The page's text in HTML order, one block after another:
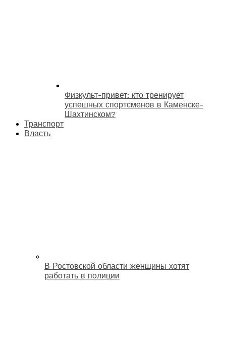
Физкульт-привет: кто тренирует
успешных спортсменов в Каменске-
Шахтинском?
Транспорт
Власть
В Ростовской области женщины хотят
работать в полиции